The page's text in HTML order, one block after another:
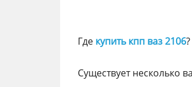
Где купить кпп ваз 2106?
Существует несколько